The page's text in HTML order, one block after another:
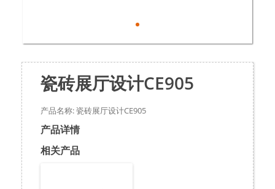
瓷砖展厅设计CE905
产品名称: 瓷砖展厅设计CE905
产品详情
相关产品